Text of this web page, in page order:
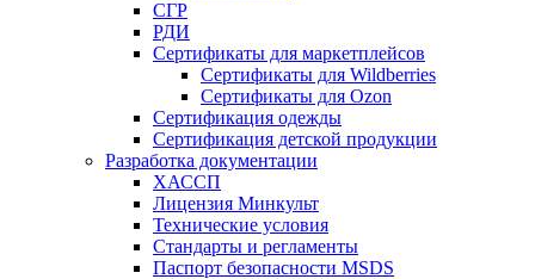
СГР
РДИ
Сертификаты для маркетплейсов
Сертификаты для Wildberries
Сертификаты для Ozon
Сертификация одежды
Сертификация детской продукции
Разработка документации
ХАССП
Лицензия Минкульт
Технические условия
Стандарты и регламенты
Паспорт безопасности MSDS